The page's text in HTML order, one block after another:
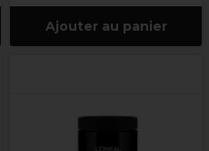
Ajouter au panier